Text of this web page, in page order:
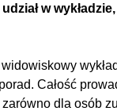
w
Całość
dla osób